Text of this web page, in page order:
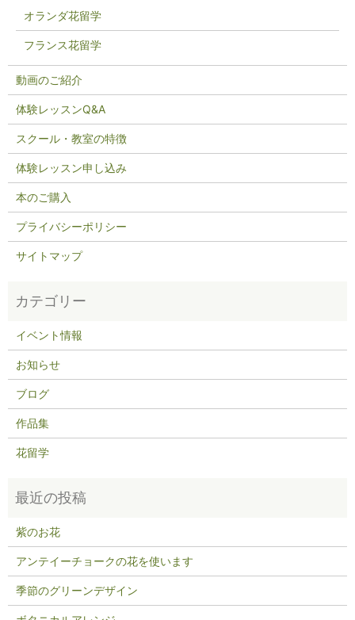
オランダ花留学
フランス花留学
動画のご紹介
体験レッスンQ&A
スクール・教室の特徴
体験レッスン申し込み
本のご購入
プライバシーポリシー
サイトマップ
イベント情報
お知らせ
ブログ
作品集
花留学
紫のお花
アンテイーチョークの花を使います
季節のグリーンデザイン